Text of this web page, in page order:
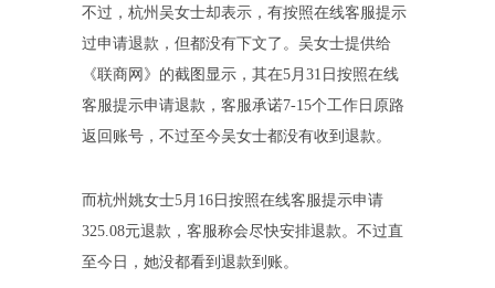
不过，杭州吴女士却表示，有按照在线客服提示
过申请退款，但都没有下文了。吴女士提供给
《联商网》的截图显示，其在5月31日按照在线
客服提示申请退款，客服承诺7-15个工作日原路
返回账号，不过至今吴女士都没有收到退款。
而杭州姚女士5月16日按照在线客服提示申请
325.08元退款，客服称会尽快安排退款。不过直
至今日，她没都看到退款到账。